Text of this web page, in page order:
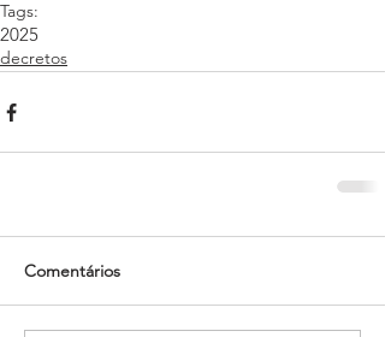
Tags:
2025
decretos
Comentários